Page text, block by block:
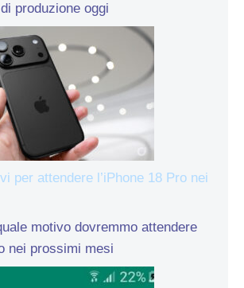
produzione oggi
per attendere l’iPhone 18 Pro nei
motivo dovremmo attendere
nei prossimi mesi